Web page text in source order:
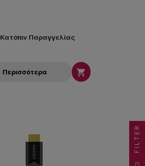
Κατόπιν Παραγγελίας
Περισσότερα 
FILTER